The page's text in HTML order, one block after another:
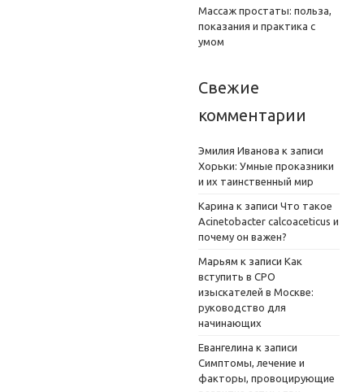
Массаж простаты: польза,
показания и практика с
умом
Свежие
комментарии
Эмилия Иванова к записи
Хорьки: Умные проказники
и их таинственный мир
Карина к записи Что такое
Acinetobacter calcoaceticus и
почему он важен?
Марьям к записи Как
вступить в СРО
изыскателей в Москве:
руководство для
начинающих
Евангелина к записи
Симптомы, лечение и
факторы, провоцирующие